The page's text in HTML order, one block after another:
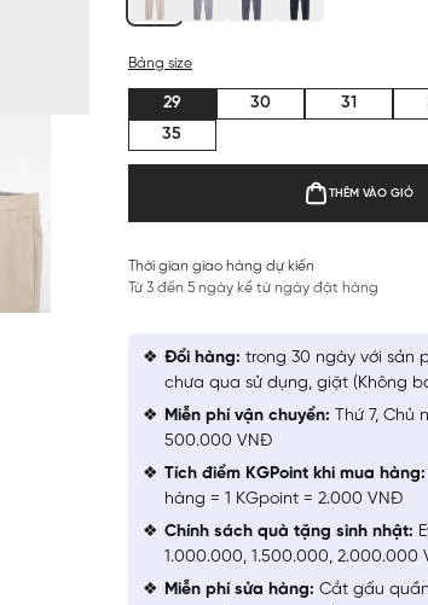
Bảng size
29 30 31
35
THÊM VÀO GIỎ
Thời gian giao hàng dự kiến
Từ 3 đến 5 ngày kể từ ngày đặt hàng
Đổi hàng: trong 30 ngày với sản
chưa qua sử dụng, giặt (Không
Miễn phí vận chuyển: Thứ 7,
500.000 VNĐ
Tích điểm KGPoint khi mua hàng:
hàng = 1 KGpoint = 2.000 VNĐ
Chính sách quà tặng sinh nhật:
1.000.000, 1.500.000, 2.000.000
Miễn phí sửa hàng: Cắt gấu